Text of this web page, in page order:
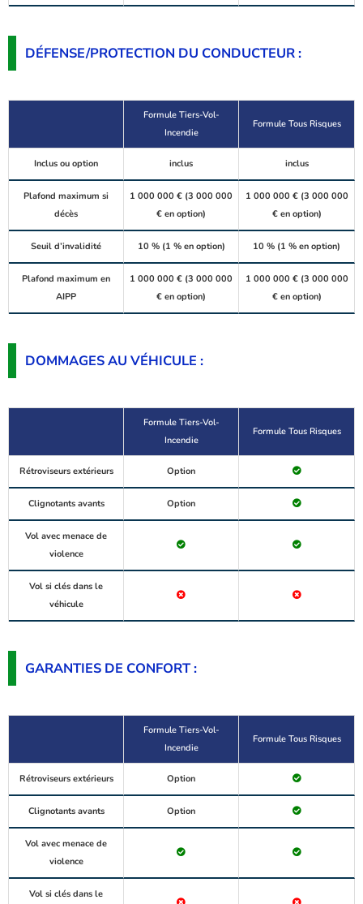
DÉFENSE/PROTECTION DU CONDUCTEUR :
Formule Tiers-Vol-
Incendie
Formule Tous Risques
Inclus ou option inclus inclus
Plafond maximum si
décès
1 000 000 € (3 000 000
€ en option)
1 000 000 € (3 000 000
€ en option)
Seuil d’invalidité 10 % (1 % en option) 10 % (1 % en option)
Plafond maximum en
AIPP
1 000 000 € (3 000 000
€ en option)
1 000 000 € (3 000 000
€ en option)
DOMMAGES AU VÉHICULE :
Formule Tiers-Vol-
Incendie
Formule Tous Risques
Rétroviseurs extérieurs Option
Clignotants avants Option
Vol avec menace de
violence
Vol si clés dans le
véhicule
GARANTIES DE CONFORT :
Formule Tiers-Vol-
Incendie
Formule Tous Risques
Rétroviseurs extérieurs Option
Clignotants avants Option
Vol avec menace de
violence
Vol si clés dans le